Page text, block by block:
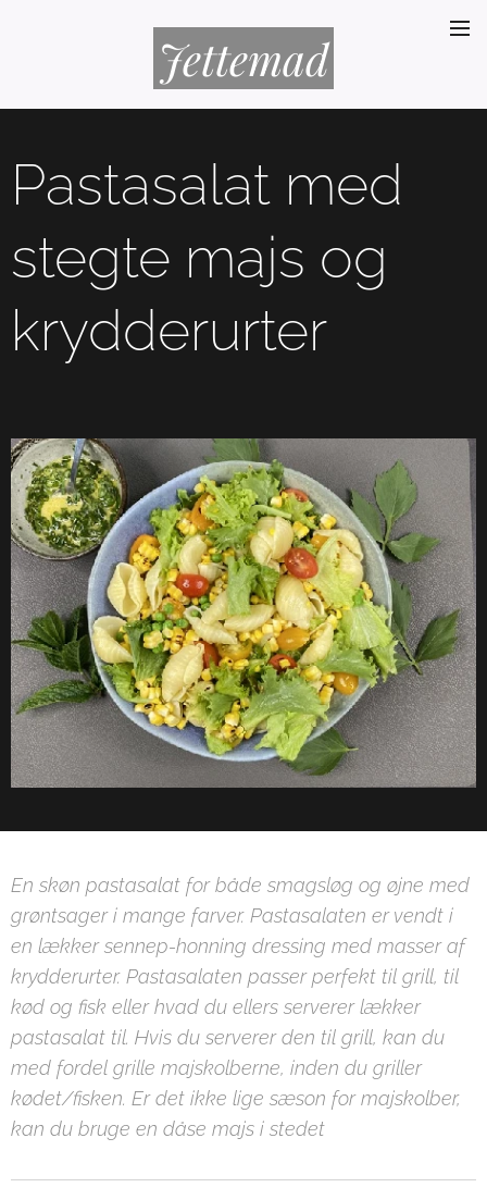
Jettemad
Pastasalat med
stegte majs og
krydderurter
En skøn pastasalat for både smagsløg og øjne med
grøntsager i mange farver. Pastasalaten er vendt i
en lækker sennep-honning dressing med masser af
krydderurter. Pastasalaten passer perfekt til grill, til
kød og fisk eller hvad du ellers serverer lækker
pastasalat til. Hvis du serverer den til grill, kan du
med fordel grille majskolberne, inden du griller
kødet/fisken. Er det ikke lige sæson for majskolber,
kan du bruge en dåse majs i stedet